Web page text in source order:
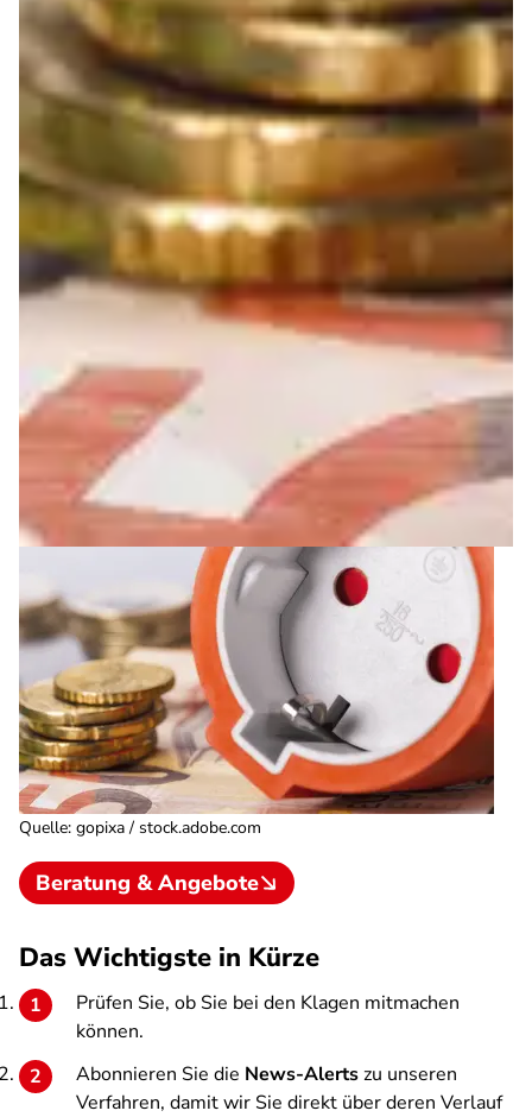
Quelle: gopixa / stock.adobe.com
Beratung & Angebote
Das Wichtigste in Kürze
Prüfen Sie, ob Sie bei den Klagen mitmachen
können.
Abonnieren Sie die News-Alertszu unseren
Verfahren, damit wir Sie direkt über deren Verlauf